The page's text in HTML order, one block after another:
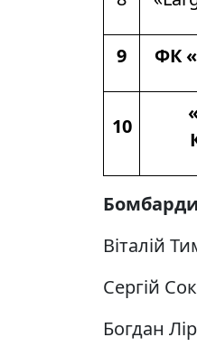
9 ФК
10
Віталій
Сергій
Богдан